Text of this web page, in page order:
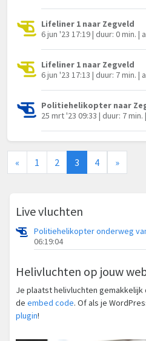
Lifeliner 1 naar Zegveld
6 jun '23 17:19 | duur: 0 min. |
Lifeliner 1 naar Zegveld
6 jun '23 17:13 | duur: 7 min. |
Politiehelikopter naar
25 mrt '23 09:33 | duur: 7
« 1 2 3 4 »
Live vluchten
06:19:04
Helivluchten op jouw
Je plaatst helivluchten
de embed code. Of als je
plugin!